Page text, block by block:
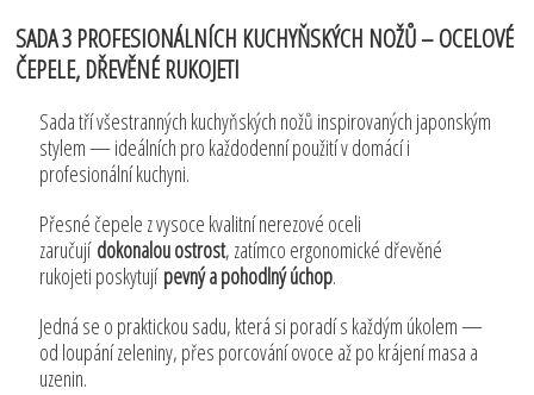
SADA 3 PROFESIONÁLNÍCH KUCHYŇSKÝCH NOŽŮ – OCELOVÉ
ČEPELE, DŘEVĚNÉ RUKOJETI
Sada tří všestranných kuchyňských nožů inspirovaných japonským
stylem — ideálních pro každodenní použití v domácí i
profesionální kuchyni.
Přesné čepele z vysoce kvalitní nerezové oceli
zaručují dokonalou ostrost, zatímco ergonomické dřevěné
rukojeti poskytují pevný a pohodlný úchop.
Jedná se o praktickou sadu, která si poradí s každým úkolem —
od loupání zeleniny, přes porcování ovoce až po krájení masa a
uzenin.